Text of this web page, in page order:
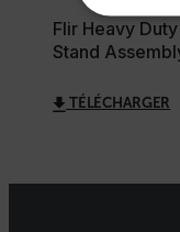
Flir Heavy
Stand
TÉLÉCHARGER